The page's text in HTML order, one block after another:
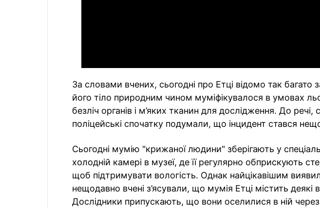
За словами вчених, сьогодні про Етці відомо так багато
його тіло природним чином муміфікувалося в умовах
безліч органів і м’яких тканин для дослідження. До
поліцейські спочатку подумали, що інцидент стався
Сьогодні мумію "крижаної людини" зберігають у
холодній камері в музеї, де її регулярно обприскують
щоб підтримувати вологість. Однак найцікавішим
нещодавно вчені з’ясували, що мумія Етці містить деякі
Дослідники припускають, що вони оселилися в ній через